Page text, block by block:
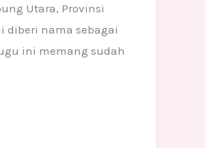
Utara, Provinsi
diberi nama sebagai
ini memang sudah